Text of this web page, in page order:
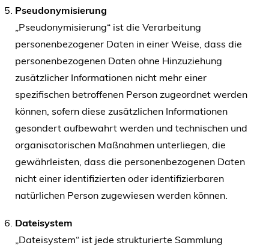
Pseudonymisierung
„Pseudonymisierung“ ist die Verarbeitung
personenbezogener Daten in einer Weise, dass die
personenbezogenen Daten ohne Hinzuziehung
zusätzlicher Informationen nicht mehr einer
spezifischen betroffenen Person zugeordnet werden
können, sofern diese zusätzlichen Informationen
gesondert aufbewahrt werden und technischen und
organisatorischen Maßnahmen unterliegen, die
gewährleisten, dass die personenbezogenen Daten
nicht einer identifizierten oder identifizierbaren
natürlichen Person zugewiesen werden können.
Dateisystem
„Dateisystem“ ist jede strukturierte Sammlung